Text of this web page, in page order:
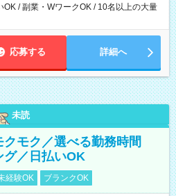
OK / 副業・WワークOK / 10名以上の大量
応募する 詳細へ
未読
モク／選べる勤務時間
グ／日払いOK
経験OK ブランクOK